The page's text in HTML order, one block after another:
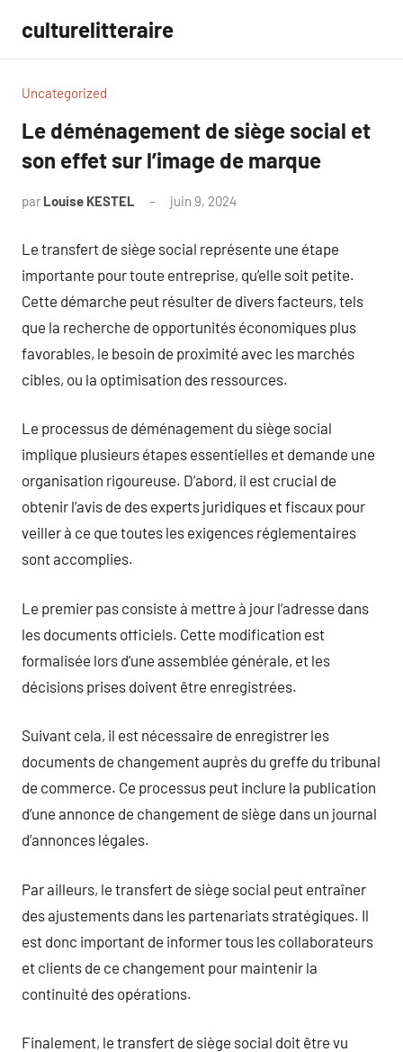
contenu
culturelitteraire
Uncategorized
Le déménagement de siège social et
son effet sur l’image de marque
par Louise KESTEL juin 9, 2024
Le transfert de siège social représente une étape
importante pour toute entreprise, qu’elle soit petite.
Cette démarche peut résulter de divers facteurs, tels
que la recherche de opportunités économiques plus
favorables, le besoin de proximité avec les marchés
cibles, ou la optimisation des ressources.
Le processus de déménagement du siège social
implique plusieurs étapes essentielles et demande une
organisation rigoureuse. D’abord, il est crucial de
obtenir l’avis de des experts juridiques et fiscaux pour
veiller à ce que toutes les exigences réglementaires
sont accomplies.
Le premier pas consiste à mettre à jour l’adresse dans
les documents officiels. Cette modification est
formalisée lors d’une assemblée générale, et les
décisions prises doivent être enregistrées.
Suivant cela, il est nécessaire de enregistrer les
documents de changement auprès du greffe du tribunal
de commerce. Ce processus peut inclure la publication
d’une annonce de changement de siège dans un journal
d’annonces légales.
Par ailleurs, le transfert de siège social peut entraîner
des ajustements dans les partenariats stratégiques. Il
est donc important de informer tous les collaborateurs
et clients de ce changement pour maintenir la
continuité des opérations.
Finalement, le transfert de siège social doit être vu